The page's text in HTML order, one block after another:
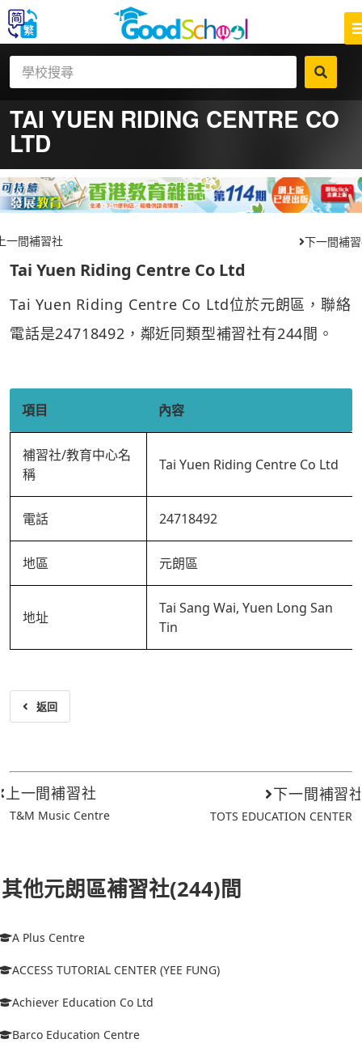
TAI YUEN RIDING CENTRE CO
LTD
一間補習社 下一間補
Tai Yuen Riding Centre Co Ltd
Tai Yuen Riding Centre Co Ltd位於元朗區，聯絡
電話是24718492，鄰近同類型補習社有244間。
項目 內容
補習社/教育中心名
稱
Tai Yuen Riding Centre Co Ltd
電話 24718492
地區 元朗區
地址
Tai Sang Wai, Yuen Long San
Tin
返回
上一間補習社
T&M Music Centre
下一間補習
TOTS EDUCATION CENTER
其他元朗區補習社(244)間
A Plus Centre
ACCESS TUTORIAL CENTER (YEE FUNG)
Achiever Education Co Ltd
Barco Education Centre